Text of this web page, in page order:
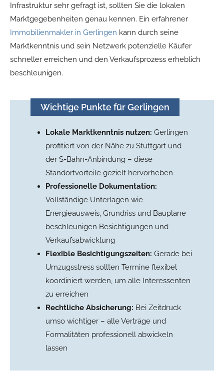
Infrastruktur sehr gefragt ist, sollten Sie die lokalen
Marktgegebenheiten genau kennen. Ein erfahrener
Immobilienmakler in Gerlingen kann durch seine
Marktkenntnis und sein Netzwerk potenzielle Käufer
schneller erreichen und den Verkaufsprozess erheblich
beschleunigen.
Wichtige Punkte für Gerlingen
Lokale Marktkenntnis nutzen: Gerlingen
profitiert von der Nähe zu Stuttgart und
der S-Bahn-Anbindung – diese
Standortvorteile gezielt hervorheben
Professionelle Dokumentation:
Vollständige Unterlagen wie
Energieausweis, Grundriss und Baupläne
beschleunigen Besichtigungen und
Verkaufsabwicklung
Flexible Besichtigungszeiten: Gerade bei
Umzugsstress sollten Termine flexibel
koordiniert werden, um alle Interessenten
zu erreichen
Rechtliche Absicherung: Bei Zeitdruck
umso wichtiger – alle Verträge und
Formalitäten professionell abwickeln
lassen